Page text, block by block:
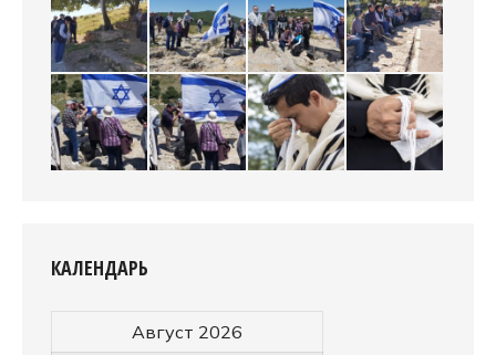
КАЛЕНДАРЬ
Август 2026